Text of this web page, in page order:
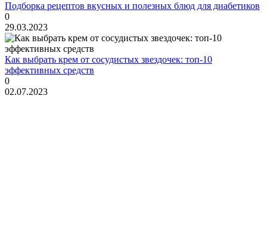
Подборка рецептов вкусных и полезных блюд для диабетиков
0
29.03.2023
Как выбрать крем от сосудистых звездочек: топ-10
эффективных средств
0
02.07.2023